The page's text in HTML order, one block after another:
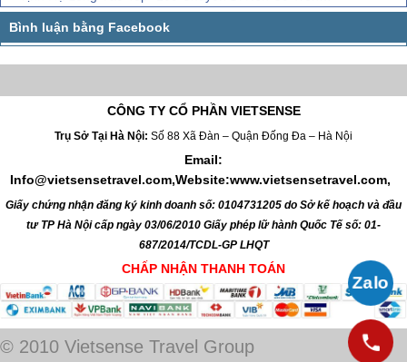
CÔNG TY CỔ PHẦN VIETSENSE
Trụ Sở Tại Hà Nội: Số 88 Xã Đàn – Quận Đống Đa – Hà Nội
Email:
Info@vietsensetravel.com,Website:www.vietsensetravel.com,
Giấy chứng nhận đăng ký kinh doanh số: 0104731205 do Sở kế hoạch và đầu
tư TP Hà Nội cấp ngày 03/06/2010 Giấy phép lữ hành Quốc Tế số: 01-
687/2014/TCDL-GP LHQT
CHẤP NHẬN THANH TOÁN
© 2010 Vietsense Travel Group